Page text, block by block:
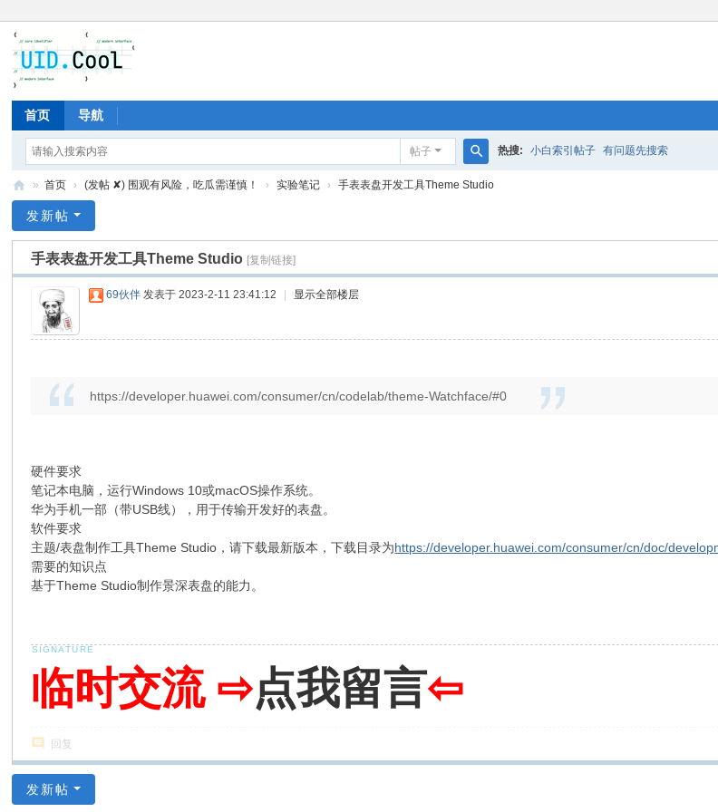
首页 导航
帖子
搜
热搜: 小白索引帖子 有问题先搜索
爱
» 首页 › (发帖 ✘) 围观有风险，吃瓜需谨慎！ › 实验笔记 › 手表表盘开发工具Theme Studio
发新帖
手表表盘开发工具Theme Studio [复制链接]
69伙伴 发表于 2023-2-11 23:41:12 显示全部楼层
https://developer.huawei.com/consumer/cn/codelab/theme-Watchface/#0
硬件要求
笔记本电脑，运行Windows 10或macOS操作系统。
华为手机一部（带USB线），用于传输开发好的表盘。
软件要求
主题/表盘制作工具Theme Studio，请下载最新版本，下载目录为https://developer.huawei.com/consumer/cn/doc/
需要的知识点
基于Theme Studio制作景深表盘的能力。
临时交流 ⇨点我留言⇦
回复
发新帖